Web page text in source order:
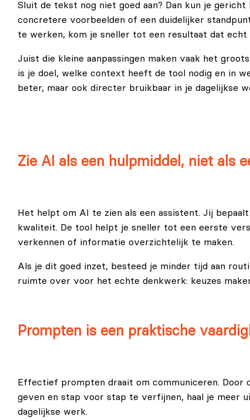
Sluit de tekst nog niet goed aan? Dan kun je
concretere voorbeelden of een duidelijker
te werken, kom je sneller tot een resultaat dat echt
Juist die kleine aanpassingen maken vaak het
is je doel, welke context heeft de tool nodig en in
beter, maar ook directer bruikbaar in je dagelijkse
Zie AI als een hulpmiddel, niet als
Het helpt om AI te zien als een assistent. Jij
kwaliteit. De tool helpt je sneller tot een eerste
verkennen of informatie overzichtelijk te maken.
Als je dit goed inzet, besteed je minder tijd aan
ruimte over voor het echte denkwerk: keuzes
Prompten is een praktische
Effectief prompten draait om communiceren. Door
geven en stap voor stap te verfijnen, haal je meer
dagelijkse werk.